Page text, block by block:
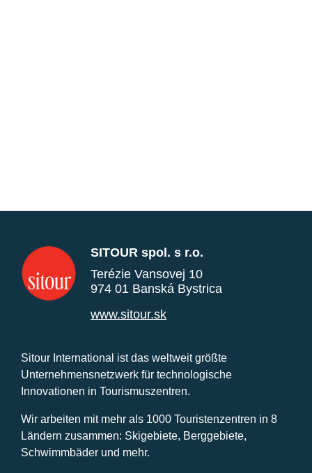
SITOUR spol. s r.o.
Terézie Vansovej 10
974 01 Banská Bystrica
www.sitour.sk
Sitour International ist das weltweit größte
Unternehmensnetzwerk für technologische
Innovationen in Tourismuszentren.
Wir arbeiten mit mehr als 1000 Touristenzentren in 8
Ländern zusammen: Skigebiete, Berggebiete,
Schwimmbäder und mehr.